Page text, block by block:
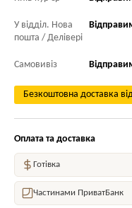
У відділ. Нова
пошта / Делівері
Самовивіз
Безкоштовна доставка
Оплата та доставка
Готівка
Частинами ПриватБанк